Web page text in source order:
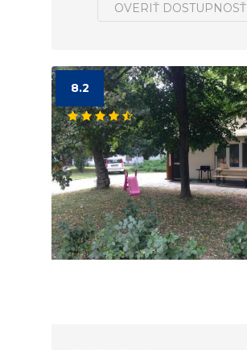
OVERIŤ DOSTUPNOSŤ
8.2